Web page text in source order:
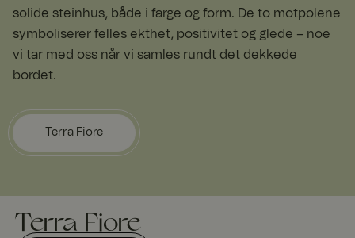
solide steinhus, både i farge og form. De to motpolene
symboliserer felles ekthet, positivitet og glede – noe
vi tar med oss når vi samles rundt det dekkede
bordet.
Terra Fiore
Terra Fiore